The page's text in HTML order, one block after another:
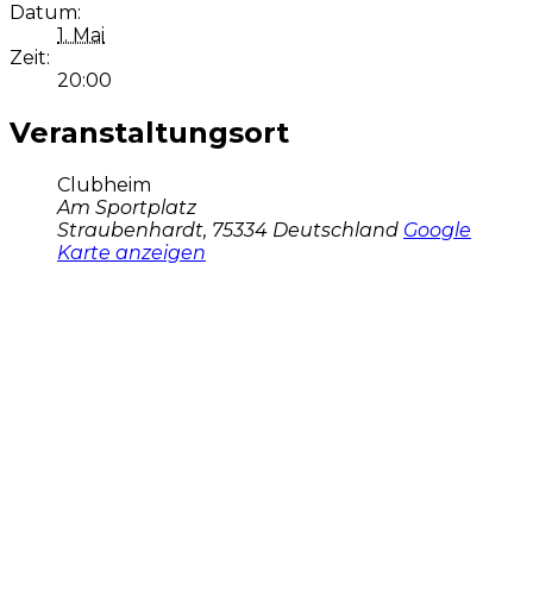
Datum:
1. Mai
Zeit:
20:00
Veranstaltungsort
Clubheim
Am Sportplatz
Straubenhardt, 75334 Deutschland Google
Karte anzeigen